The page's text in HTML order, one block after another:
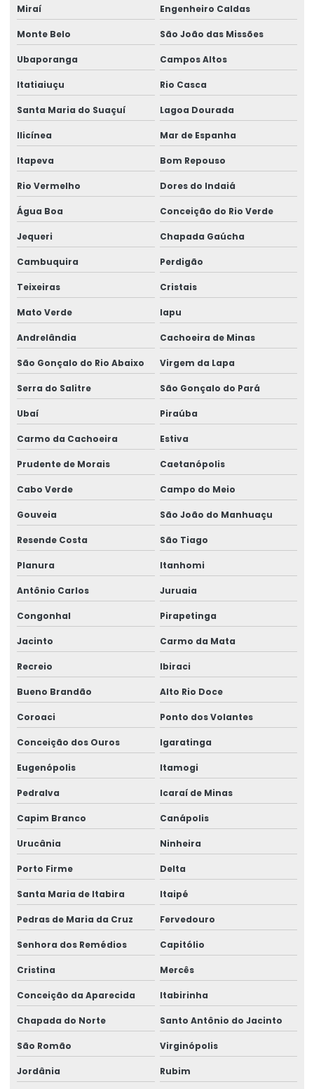
Miraí Engenheiro Caldas
Monte Belo São João das Missões
Ubaporanga Campos Altos
Itatiaiuçu Rio Casca
Santa Maria do Suaçuí Lagoa Dourada
Ilicínea Mar de Espanha
Itapeva Bom Repouso
Rio Vermelho Dores do Indaiá
Água Boa Conceição do Rio Verde
Jequeri Chapada Gaúcha
Cambuquira Perdigão
Teixeiras Cristais
Mato Verde Iapu
Andrelândia Cachoeira de Minas
São Gonçalo do Rio Abaixo Virgem da Lapa
Serra do Salitre São Gonçalo do Pará
Ubaí Piraúba
Carmo da Cachoeira Estiva
Prudente de Morais Caetanópolis
Cabo Verde Campo do Meio
Gouveia São João do Manhuaçu
Resende Costa São Tiago
Planura Itanhomi
Antônio Carlos Juruaia
Congonhal Pirapetinga
Jacinto Carmo da Mata
Recreio Ibiraci
Bueno Brandão Alto Rio Doce
Coroaci Ponto dos Volantes
Conceição dos Ouros Igaratinga
Eugenópolis Itamogi
Pedralva Icaraí de Minas
Capim Branco Canápolis
Urucânia Ninheira
Porto Firme Delta
Santa Maria de Itabira Itaipé
Pedras de Maria da Cruz Fervedouro
Senhora dos Remédios Capitólio
Cristina Mercês
Conceição da Aparecida Itabirinha
Chapada do Norte Santo Antônio do Jacinto
São Romão Virginópolis
Jordânia Rubim